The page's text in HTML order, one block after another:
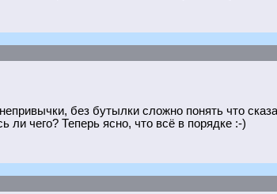
без бутылки сложно понять что
ли чего? Теперь ясно, что всё в порядке :-)